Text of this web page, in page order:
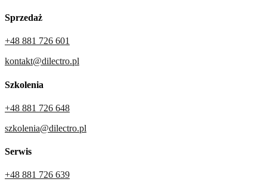
Sprzedaż
+48 881 726 601
kontakt@dilectro.pl
Szkolenia
+48 881 726 648
szkolenia@dilectro.pl
Serwis
+48 881 726 639